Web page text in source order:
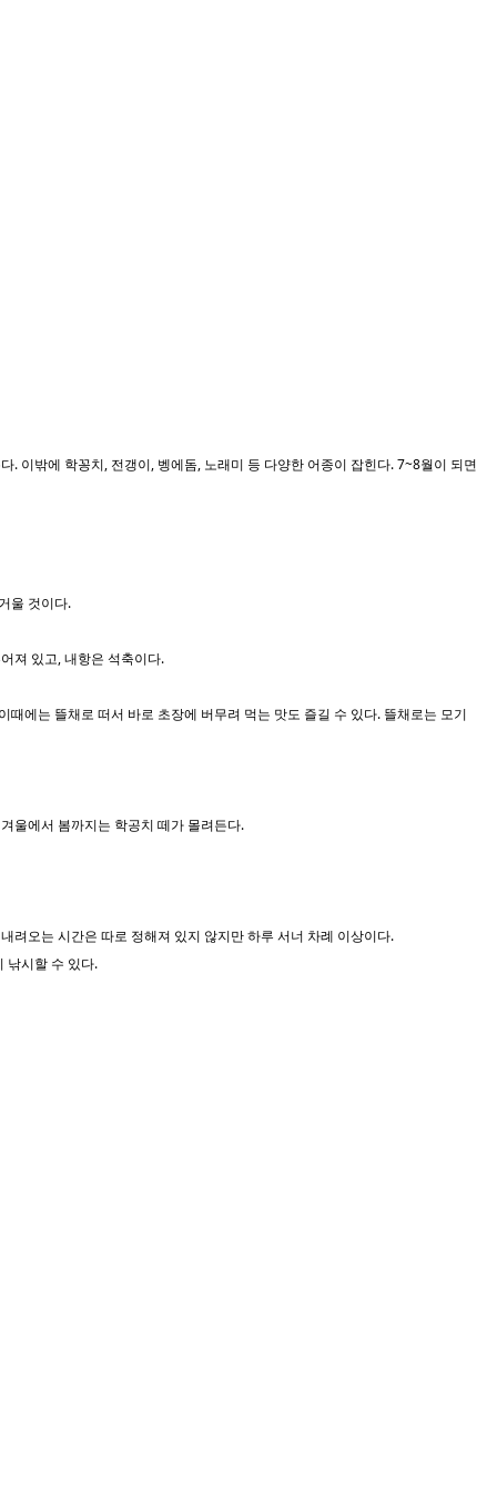
이밖에 학꽁치, 전갱이, 벵에돔, 노래미 등 다양한 어종이 잡힌다. 7~8월이 되면
울 것이다.
져 있고, 내항은 석축이다.
에는 뜰채로 떠서 바로 초장에 버무려 먹는 맛도 즐길 수 있다. 뜰채로는 모기
울에서 봄까지는 학공치 떼가 몰려든다.
려오는 시간은 따로 정해져 있지 않지만 하루 서너 차례 이상이다.
낚시할 수 있다.